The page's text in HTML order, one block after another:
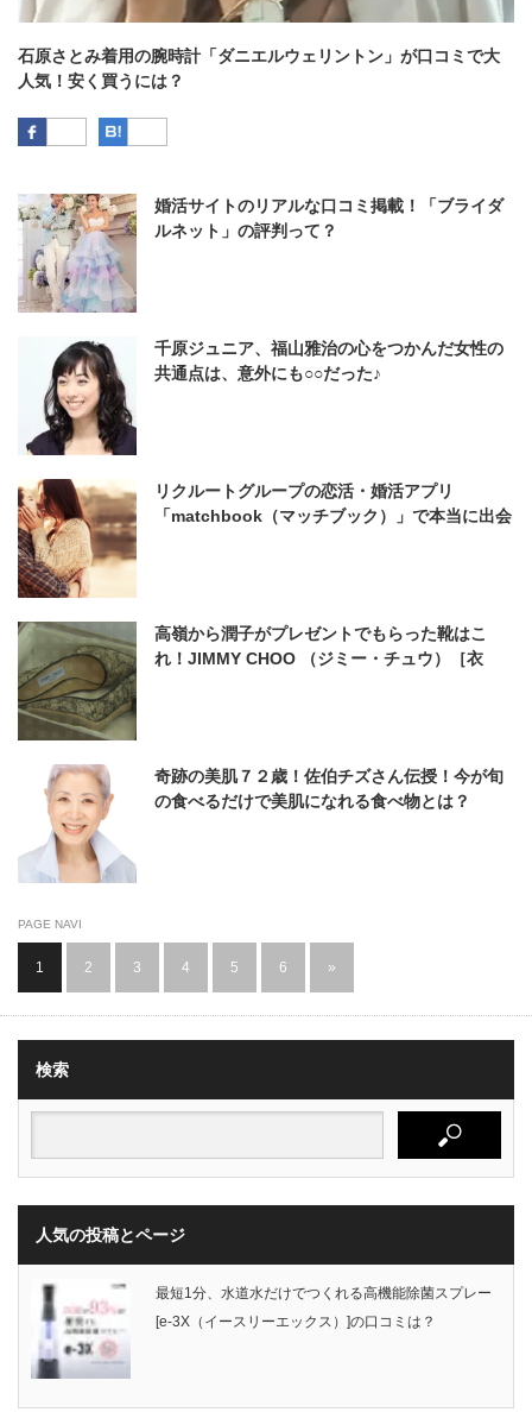
石原さとみ着用の腕時計「ダニエルウェリントン」が口コミで大
人気！安く買うには？
Facebook
婚活サイトのリアルな口コミ掲載！「ブライダ
ルネット」の評判って？
千原ジュニア、福山雅治の心をつかんだ女性の
共通点は、意外にも○○だった♪
リクルートグループの恋活・婚活アプリ
「matchbook（マッチブック）」で本当に出会
高嶺から潤子がプレゼントでもらった靴はこ
れ！JIMMY CHOO （ジミー・チュウ）［衣
奇跡の美肌７２歳！佐伯チズさん伝授！今が旬
の食べるだけで美肌になれる食べ物とは？
PAGE NAVI
1 2 3 4 5 6 »
検索
人気の投稿とページ
最短1分、水道水だけでつくれる高機能除菌スプレー
[e-3X（イースリーエックス）]の口コミは？